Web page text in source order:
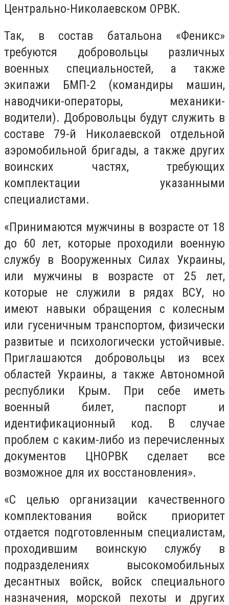
Центрально-Николаевском ОРВК.
Так, в состав батальона «Феникс»
требуются добровольцы различных
военных специальностей, а также
экипажи БМП-2 (командиры машин,
наводчики-операторы, механики-
водители). Добровольцы будут служить в
составе 79-й Николаевской отдельной
аэромобильной бригады, а также других
воинских частях, требующих
комплектации указанными
специалистами.
«Принимаются мужчины в возрасте от 18
до 60 лет, которые проходили военную
службу в Вооруженных Силах Украины,
или мужчины в возрасте от 25 лет,
которые не служили в рядах ВСУ, но
имеют навыки обращения с колесным
или гусеничным транспортом, физически
развитые и психологически устойчивые.
Приглашаются добровольцы из всех
областей Украины, а также Автономной
республики Крым. При себе иметь
военный билет, паспорт и
идентификационный код. В случае
проблем с каким-либо из перечисленных
документов ЦНОРВК сделает все
возможное для их восстановления».
«С целью организации качественного
комплектования войск приоритет
отдается подготовленным специалистам,
проходившим воинскую службу в
подразделениях высокомобильных
десантных войск, войск специального
назначения, морской пехоты и других